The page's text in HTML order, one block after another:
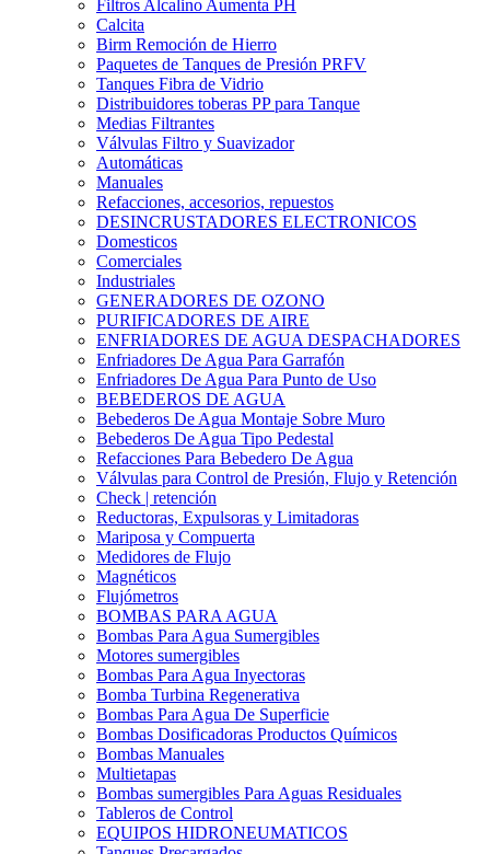
Filtros Alcalino Aumenta PH
Calcita
Birm Remoción de Hierro
Paquetes de Tanques de Presión PRFV
Tanques Fibra de Vidrio
Distribuidores toberas PP para Tanque
Medias Filtrantes
Válvulas Filtro y Suavizador
Automáticas
Manuales
Refacciones, accesorios, repuestos
DESINCRUSTADORES ELECTRONICOS
Domesticos
Comerciales
Industriales
GENERADORES DE OZONO
PURIFICADORES DE AIRE
ENFRIADORES DE AGUA DESPACHADORES
Enfriadores De Agua Para Garrafón
Enfriadores De Agua Para Punto de Uso
BEBEDEROS DE AGUA
Bebederos De Agua Montaje Sobre Muro
Bebederos De Agua Tipo Pedestal
Refacciones Para Bebedero De Agua
Válvulas para Control de Presión, Flujo y Retención
Check | retención
Reductoras, Expulsoras y Limitadoras
Mariposa y Compuerta
Medidores de Flujo
Magnéticos
Flujómetros
BOMBAS PARA AGUA
Bombas Para Agua Sumergibles
Motores sumergibles
Bombas Para Agua Inyectoras
Bomba Turbina Regenerativa
Bombas Para Agua De Superficie
Bombas Dosificadoras Productos Químicos
Bombas Manuales
Multietapas
Bombas sumergibles Para Aguas Residuales
Tableros de Control
EQUIPOS HIDRONEUMATICOS